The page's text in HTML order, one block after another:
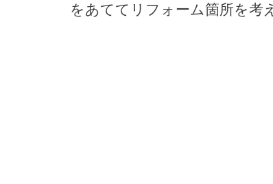
をあててリフォーム箇所を考